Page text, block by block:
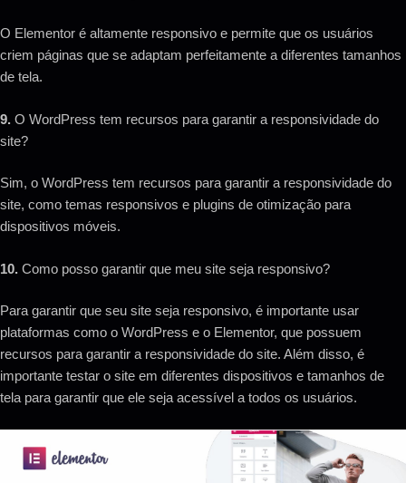
O Elementor é altamente responsivo e permite que os usuários
criem páginas que se adaptam perfeitamente a diferentes tamanhos
de tela.
9. O WordPress tem recursos para garantir a responsividade do
site?
Sim, o WordPress tem recursos para garantir a responsividade do
site, como temas responsivos e plugins de otimização para
dispositivos móveis.
10. Como posso garantir que meu site seja responsivo?
Para garantir que seu site seja responsivo, é importante usar
plataformas como o WordPress e o Elementor, que possuem
recursos para garantir a responsividade do site. Além disso, é
importante testar o site em diferentes dispositivos e tamanhos de
tela para garantir que ele seja acessível a todos os usuários.